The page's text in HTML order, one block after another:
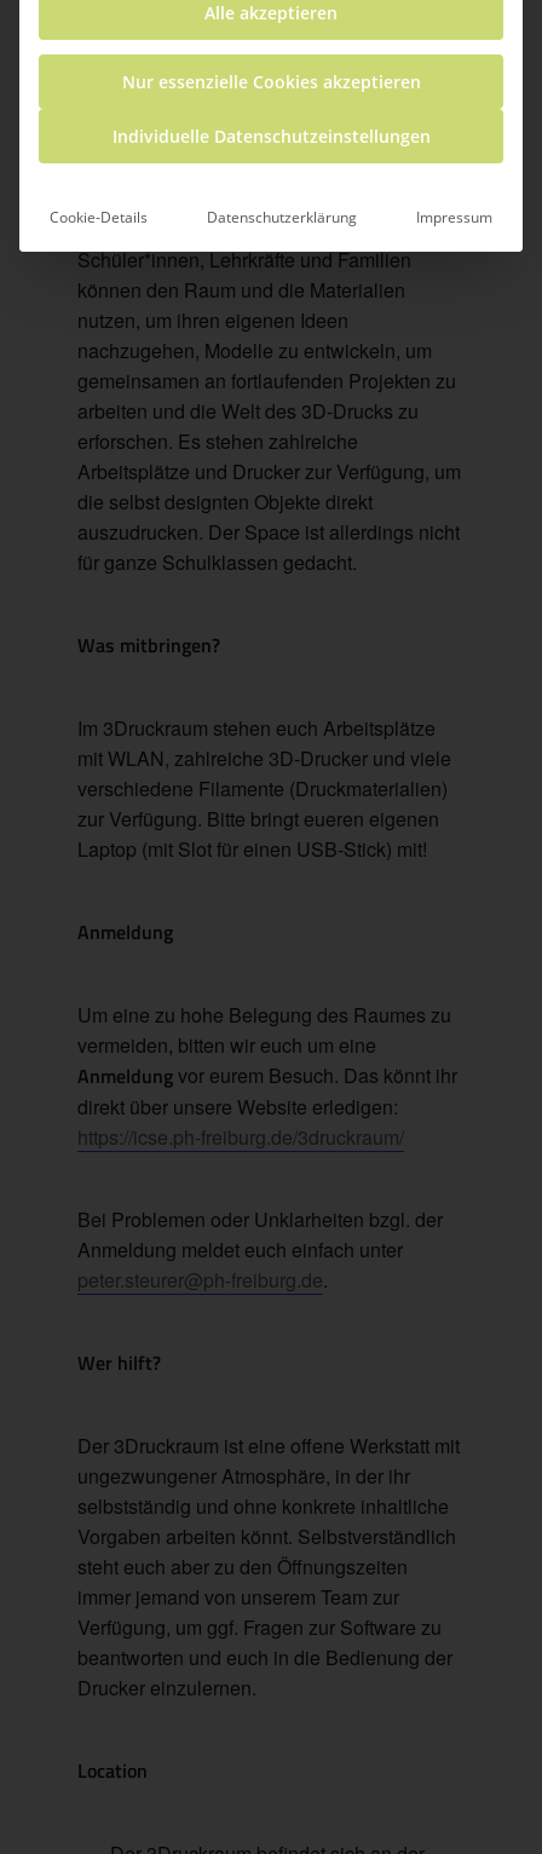
Was gibt’s?
Der 3Druckraum ist eine offene 3D-Druck-
Werkstatt nach dem Konzept eines
die Themen 3D-Design und 3D-Druck:
Schüler*innen, Lehrkräfte und Familien
können den Raum und die Materialien
nutzen, um ihren eigenen Ideen
nachzugehen, Modelle zu entwickeln, um
gemeinsamen an fortlaufenden Projekten zu
arbeiten und die Welt des 3D-Drucks zu
erforschen. Es stehen zahlreiche
Arbeitsplätze und Drucker zur Verfügung, um
die selbst designten Objekte direkt
auszudrucken. Der Space ist allerdings nicht
für ganze Schulklassen gedacht.
Was mitbringen?
Im 3Druckraum stehen euch Arbeitsplätze
mit WLAN, zahlreiche 3D-Drucker und viele
verschiedene Filamente (Druckmaterialien)
zur Verfügung. Bitte bringt eueren eigenen
Laptop (mit Slot für einen USB-Stick) mit!
Anmeldung
Um eine zu hohe Belegung des Raumes zu
vermeiden, bitten wir euch um eine
Anmeldungvor eurem Besuch. Das könnt ihr
direkt über unsere Website erledigen:
https://icse.ph-freiburg.de/3druckraum/
Bei Problemen oder Unklarheiten bzgl. der
Anmeldung meldet euch einfach unter
peter.steurer@ph-freiburg.de.
Wer hilft?
Der 3Druckraum ist eine offene Werkstatt mit
ungezwungener Atmosphäre, in der ihr
selbstständig und ohne konkrete inhaltliche
Vorgaben arbeiten könnt. Selbstverständlich
steht euch aber zu den Öffnungszeiten
immer jemand von unserem Team zur
Verfügung, um ggf. Fragen zur Software zu
beantworten und euch in die Bedienung der
Drucker einzulernen.
Location
Alle akzeptieren
Nur essenzielle Cookies akzeptieren
Individuelle Datenschutzeinstellungen
Cookie-Details Datenschutzerklärung Impressum